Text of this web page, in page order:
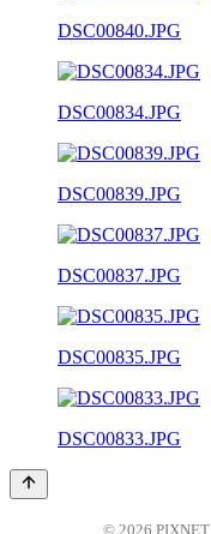
DSC00840.JPG
DSC00834.JPG
DSC00839.JPG
DSC00837.JPG
DSC00835.JPG
DSC00833.JPG
© 2026 PIXNET